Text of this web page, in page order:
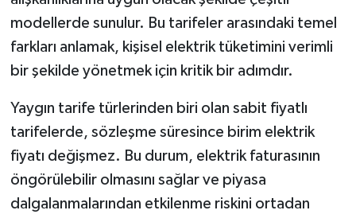
modellerde sunulur. Bu tarifeler arasındaki temel
farkları anlamak, kişisel elektrik tüketimini verimli
bir şekilde yönetmek için kritik bir adımdır.
Yaygın tarife türlerinden biri olan sabit fiyatlı
tarifelerde, sözleşme süresince birim elektrik
fiyatı değişmez. Bu durum, elektrik faturasının
öngörülebilir olmasını sağlar ve piyasa
dalgalanmalarından etkilenme riskini ortadan